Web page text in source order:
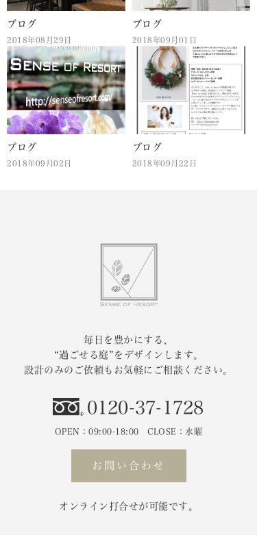
ブログ
2018年08月29日
ブログ
2018年09月01日
ブログ
2018年09月02日
ブログ
2018年09月22日
毎日を豊かにする、
“過ごせる庭”をデザインします。
設計のみのご依頼もお気軽にご相談ください。
0120-37-1728
OPEN：09:00-18:00 CLOSE：水曜
お問い合わせ
オンライン打合せが可能です。